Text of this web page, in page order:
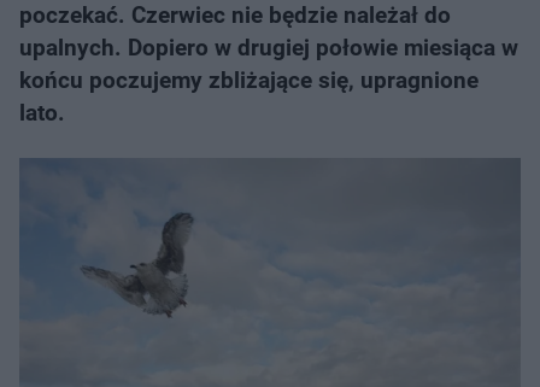
poczekać. Czerwiec nie będzie należał do
upalnych. Dopiero w drugiej połowie miesiąca w
końcu poczujemy zbliżające się, upragnione
lato.